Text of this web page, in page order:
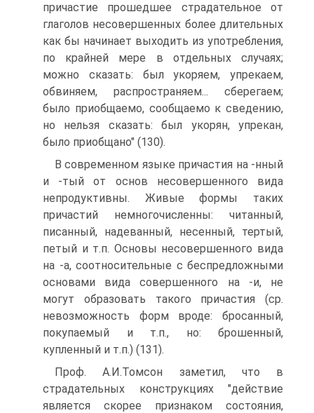
причастие прошедшее страдательное от
глаголов несовершенных более длительных
как бы начинает выходить из употребления,
по крайней мере в отдельных случаях;
можно сказать: был укоряем, упрекаем,
обвиняем, распространяем... сберегаем;
было приобщаемо, сообщаемо к сведению,
но нельзя сказать: был укорян, упрекан,
было приобщано" (130).
В современном языке причастия на -нный
и -тый от основ несовершенного вида
непродуктивны. Живые формы таких
причастий немногочисленны: читанный,
писанный, надеванный, несенный, тертый,
петый и т.п. Основы несовершенного вида
на -а, соотносительные с беспредложными
основами вида совершенного на -и, не
могут образовать такого причастия (ср.
невозможность форм вроде: бросанный,
покупаемый и т.п., но: брошенный,
купленный и т.п.) (131).
Проф. А.И.Томсон заметил, что в
страдательных конструкциях "действие
является скорее признаком состояния,